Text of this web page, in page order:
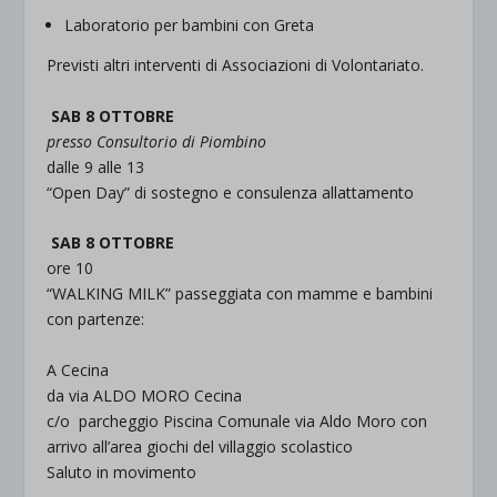
Laboratorio per bambini con Greta
Previsti altri interventi di Associazioni di Volontariato.
SAB 8 OTTOBRE
presso Consultorio di Piombino
dalle 9 alle 13
“Open Day” di sostegno e consulenza allattamento
SAB 8 OTTOBRE
ore 10
“WALKING MILK”passeggiata con mamme e bambini
con partenze:
A Cecina
da via ALDO MORO Cecina
c/o parcheggio Piscina Comunale via Aldo Moro con
arrivo all’area giochi del villaggio scolastico
Saluto in movimento